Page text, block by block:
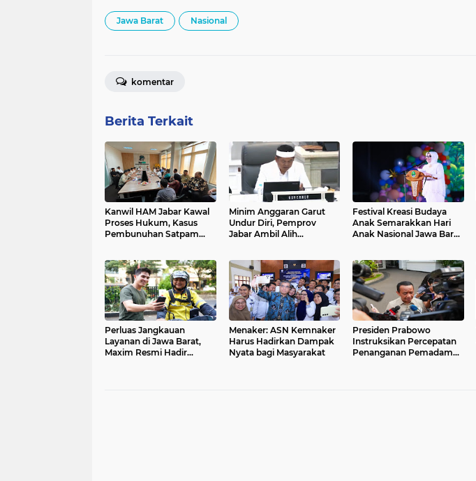
Jawa Barat Nasional
komentar
Berita Terkait
Kanwil HAM Jabar Kawal
Proses Hukum, Kasus
Pembunuhan Satpam
Minim Anggaran Garut
Undur Diri, Pemprov
Jabar Ambil Alih
Festival Kreasi Budaya
Anak Semarakkan Hari
Anak Nasional Jawa Barat
Budaya Sunda
Perluas Jangkauan
Layanan di Jawa Barat,
Maxim Resmi Hadir
Menaker: ASN Kemnaker
Harus Hadirkan Dampak
Nyata bagi Masyarakat
Presiden Prabowo
Instruksikan Percepatan
Penanganan Pemadaman